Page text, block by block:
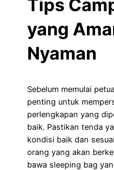
Tips
yang
Nyaman
Sebelum memulai
penting untuk
perlengkapan yang
baik. Pastikan tenda
kondisi baik dan
orang yang akan
bawa sleeping bag